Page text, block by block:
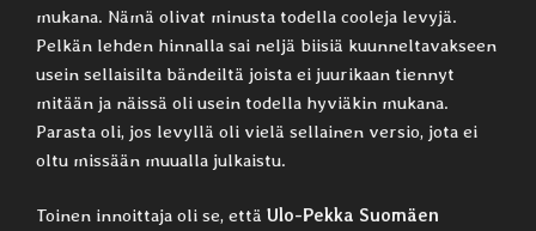
mukana. Nämä olivat minusta todella cooleja levyjä.
Pelkän lehden hinnalla sai neljä biisiä kuunneltavakseen
usein sellaisilta bändeiltä joista ei juurikaan tiennyt
mitään ja näissä oli usein todella hyviäkin mukana.
Parasta oli, jos levyllä oli vielä sellainen versio, jota ei
oltu missään muualla julkaistu.
Toinen innoittaja oli se, että Ulo-Pekka Suomäen